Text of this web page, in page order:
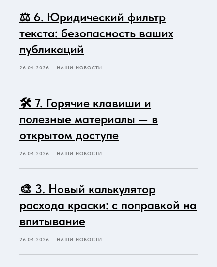
⚖️ 6. Юридический фильтр
текста: безопасность ваших
публикаций
26.04.2026 НАШИ НОВОСТИ
🛠️ 7. Горячие клавиши и
полезные материалы — в
открытом доступе
26.04.2026 НАШИ НОВОСТИ
🎨 3. Новый калькулятор
расхода краски: с поправкой на
впитывание
26.04.2026 НАШИ НОВОСТИ